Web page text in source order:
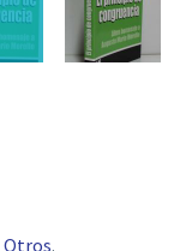
Otros.